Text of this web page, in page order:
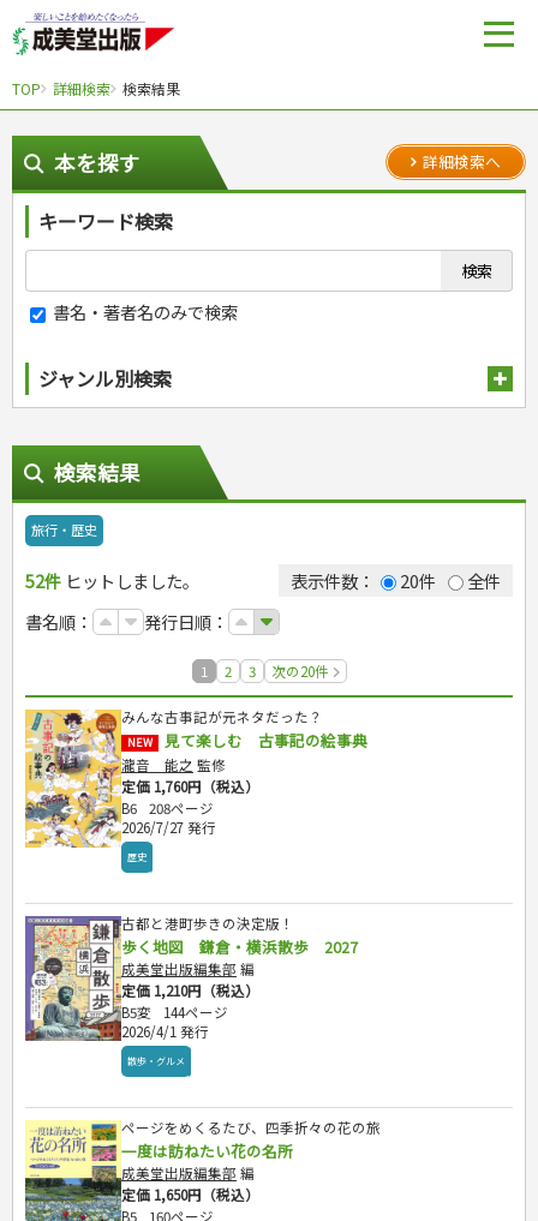
TOP 詳細検索 検索結果
本を探す 詳細検索へ
キーワード検索
書名・著者名のみで検索
ジャンル別検索
スポーツ
スポーツルール
野球
ゴルフ
ジュニアスポーツ
その他スポーツ
自然・アウトドア・ペット
アウトドア
犬・猫
園芸・野菜づくり
雑学
娯楽・ゲーム・占い
ナンプレ
ゲーム・マジック
家相・風水・占い
カルチャー・芸術・趣味
音楽・楽器
趣味・鑑賞・カメラ
俳句・詩・ことば
辞典
語学・旅行会話
運転免許
原付・二輪
生活・暮らし
料理
料理・レシピ
各国料理
お弁当
健康メニュー・ダイエット
調理器具クッキング
お菓子・ケーキ・パン
飲み物・お酒
手芸・クラフト
ソーイング
クラフト
インテリア・ハウジング
収納・掃除・暮らし
美容・ファッション
ダイエット・エクササイズ
メイク・ネイル・ヘア
冠婚葬祭・手紙・ペン字
冠婚葬祭・スピーチ・マナー
妊娠・出産・育児
妊娠・出産・育児
離乳食・幼児食・こどもレシピ
健康と保育
家庭医学・健康
ツボ・マッサージ
健康知識
看護・介護
介護一般
パネルシアター
こどもの本
児童一般
おりがみ・あやとり
なぞなぞ・ゲーム
占い・心理ゲーム
のりもの・ずかん
読み物・絵本
音と光のでる絵本
学参・ドリル
夏休みドリル
学習・地図
自由研究・読書感想文
えんぴつちょう
就職活動
就職活動
資格試験
検定試験・資格試験
英語検定・TOEIC
漢字検定・数学検定
簿記検定
看護・薬学
ケアマネジャー
介護・社会福祉士
行政書士・宅建
FP
衛生管理・運行管理
建築・土木
電気・危険物
調理師
スキル・キャリアアップ
消防設備士
登録販売者
その他資格試験
経営・経済・法律
マネー・株・資産
ビジネス・法律
簿記・経理・税金・保険
その他ビジネス
自己啓発
自己啓発
ビジネス読み物
旅行・歴史
国内・海外旅行
国外旅行
国内旅行
散歩・グルメ
地理・歴史
地理・地図
歴史
文庫
成美文庫
その他文庫
ダイアリー
プラチナダイアリー プレステージ
検索結果
旅行・歴史
52件 ヒットしました。 表示件数： 20件
全件
書名順：
発行日順：
1 2 3 次の20件
みんな古事記が元ネタだった？
NEW 見て楽しむ 古事記の絵事典
瀧音 能之 監修
定価 1,760円（税込）
B6
208ページ
2026/7/27 発行
歴史
古都と港町歩きの決定版！
歩く地図 鎌倉・横浜散歩 2027
成美堂出版編集部 編
定価 1,210円（税込）
B5変
144ページ
2026/4/1 発行
散歩・グルメ
ページをめくるたび、四季折々の花の旅
一度は訪ねたい花の名所
成美堂出版編集部 編
定価 1,650円（税込）
B5
160ページ